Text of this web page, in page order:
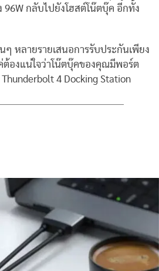
กลับไปยังโฮสต์โน๊ตบุ๊ค อีกทั้ง
หลายรายเสนอการรับประกันเพียง
ต้องแน่ใจว่าโน๊ตบุ๊คของคุณมีพอร์ต
4 Docking Station